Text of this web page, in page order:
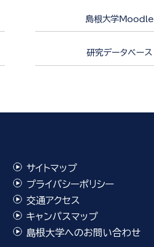
島根大学Moodle
研究データベース
サイトマップ
プライバシーポリシー
交通アクセス
キャンパスマップ
島根大学へのお問い合わせ